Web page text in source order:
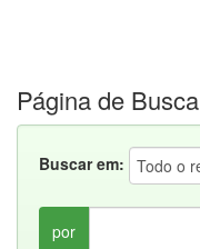
Página de Busca
Buscar em:
por